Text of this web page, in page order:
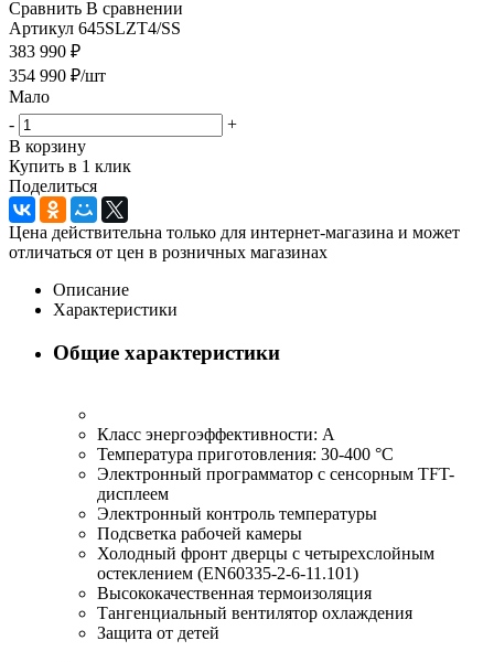
Сравнить В сравнении
Артикул 645SLZT4/SS
383 990 ₽
354 990 ₽/шт
Мало
-
+
В корзину
Купить в 1 клик
Поделиться
Цена действительна только для интернет-магазина и может
отличаться от цен в розничных магазинах
Описание
Характеристики
Общие характеристики
Класс энергоэффективности: А
Температура приготовления: 30-400 °C
Электронный программатор с сенсорным TFT-
дисплеем
Электронный контроль температуры
Подсветка рабочей камеры
Холодный фронт дверцы с четырехслойным
остеклением (EN60335-2-6-11.101)
Высококачественная термоизоляция
Тангенциальный вентилятор охлаждения
Защита от детей